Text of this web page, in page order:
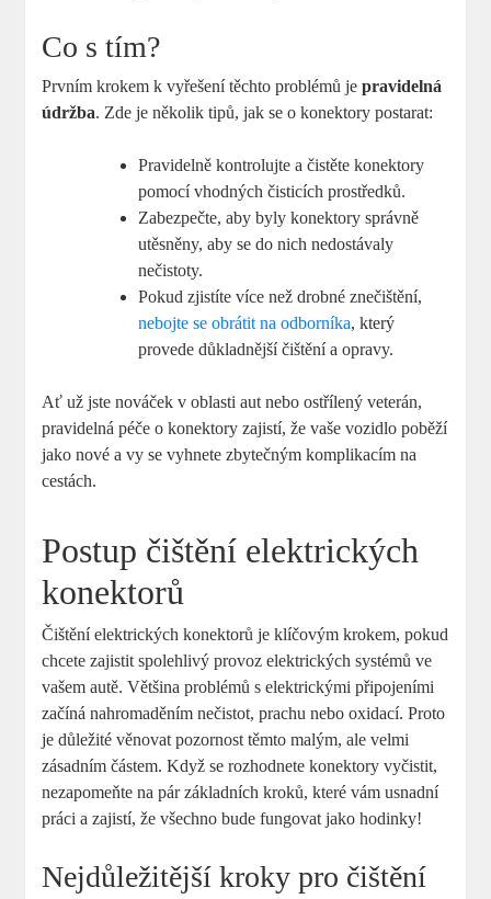
Co s tím?
Prvním krokem k vyřešení těchto problémů jepravidelná
údržba. Zde je několik tipů, jak se o konektory postarat:
Pravidelně kontrolujte a čistěte konektory
pomocí vhodných čisticích prostředků.
Zabezpečte, aby byly konektory správně
utěsněny, aby se do nich nedostávaly
nečistoty.
Pokud zjistíte více než drobné znečištění,
nebojte se obrátit na odborníka, který
provede důkladnější čištění a opravy.
Ať už jste nováček v oblasti aut nebo ostřílený veterán,
pravidelná péče o konektory zajistí, že vaše vozidlo poběží
jako nové a vy se vyhnete zbytečným komplikacím na
cestách.
Postup čištění elektrických
konektorů
Čištění elektrických konektorů je klíčovým krokem, pokud
chcete zajistit spolehlivý provoz elektrických systémů ve
vašem autě. Většina problémů s elektrickými připojeními
začíná nahromaděním nečistot, prachu nebo oxidací. Proto
je důležité věnovat pozornost těmto malým, ale velmi
zásadním částem. Když se rozhodnete konektory vyčistit,
nezapomeňte na pár základních kroků, které vám usnadní
práci a zajistí, že všechno bude fungovat jako hodinky!
Nejdůležitější kroky pro čištění